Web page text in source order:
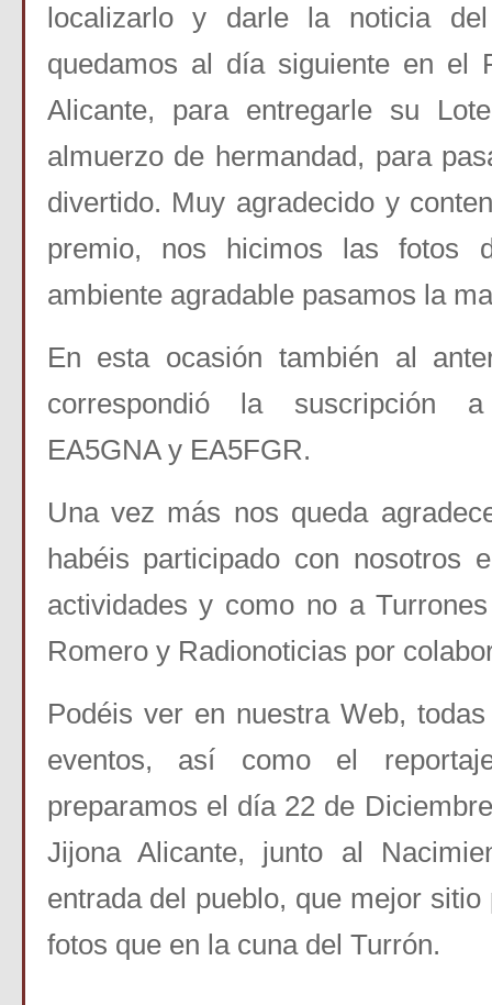
localizarlo y darle la noticia
quedamos al día siguiente en el
Alicante, para entregarle su
almuerzo de hermandad, para
divertido. Muy agradecido y
premio, nos hicimos las
ambiente agradable pasamos la
En esta ocasión también al
correspondió la suscripción
EA5GNA y EA5FGR.
Una vez más nos queda
habéis participado con nosotros
actividades y como no a
Romero y Radionoticias por
Podéis ver en nuestra Web,
eventos, así como el
preparamos el día 22 de
Jijona Alicante, junto al
entrada del pueblo, que mejor
fotos que en la cuna del Turrón.